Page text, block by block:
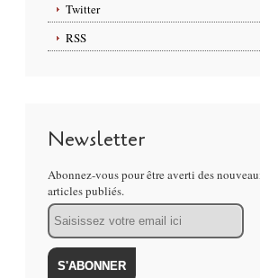
Twitter
RSS
Newsletter
Abonnez-vous pour être averti des
articles publiés.
Email